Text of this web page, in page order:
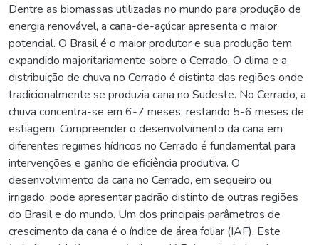
Dentre as biomassas utilizadas no mundo para produção de
energia renovável, a cana-de-açúcar apresenta o maior
potencial. O Brasil é o maior produtor e sua produção tem
expandido majoritariamente sobre o Cerrado. O clima e a
distribuição de chuva no Cerrado é distinta das regiões onde
tradicionalmente se produzia cana no Sudeste. No Cerrado, a
chuva concentra-se em 6-7 meses, restando 5-6 meses de
estiagem. Compreender o desenvolvimento da cana em
diferentes regimes hídricos no Cerrado é fundamental para
intervenções e ganho de eficiência produtiva. O
desenvolvimento da cana no Cerrado, em sequeiro ou
irrigado, pode apresentar padrão distinto de outras regiões
do Brasil e do mundo. Um dos principais parâmetros de
crescimento da cana é o índice de área foliar (IAF). Este